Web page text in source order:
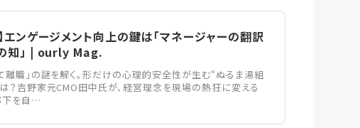
エンゲージメント向上の鍵は「マネージャーの翻訳
の知」 | ourly Mag.
離職」の謎を解く。形だけの心理的安全性が生む“ぬるま湯組
？吉野家元CMO田中氏が、経営理念を現場の熱狂に変える
下を自…